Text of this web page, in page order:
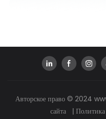
Авторское право © 2024
сайта
|